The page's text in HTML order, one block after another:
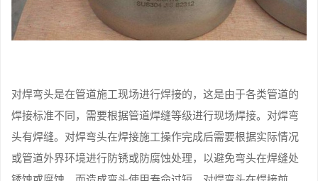
对焊弯头是在管道施工现场进行焊接的，这是由于各类管道的
焊接标准不同，需要根据管道焊缝等级进行现场焊接。对焊弯
头有焊缝。对焊弯头在焊接施工操作完成后需要根据实际情况
或管道外界环境进行防锈或防腐蚀处理，以避免弯头在焊缝处